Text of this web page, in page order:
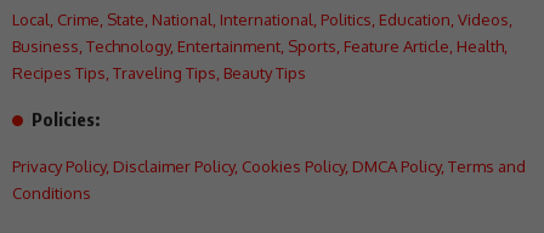
Local Crime State National International Politics Education Videos
Business Technology, Entertainment Sports Feature Article Health
Recipes Tips Traveling Tips Beauty Tips
Policies:
Privacy Policy, Disclaimer Policy, Cookies Policy, DMCA Policy, Terms and
Conditions